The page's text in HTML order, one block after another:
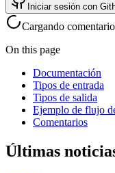
Iniciar sesión con
Cargando
On this page
Documentación
Tipos de entrada
Tipos de salida
Ejemplo de flujo
Comentarios
Últimas